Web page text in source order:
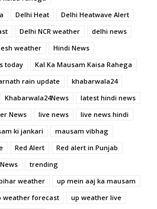
Delhi Heat
Delhi Heatwave Alert
Delhi NCR weather
delhi news
weather
Hindi News
today
Kal Ka Mausam Kaisa Rahega
rain update
khabarwala24
Khabarwala24News
latest hindi news
News live news
live news hindi
ki jankari
mausam vibhag
Red Alert
Red alert in Punjab
trending
weather
up mein aaj ka mausam
weather forecast
up weather live